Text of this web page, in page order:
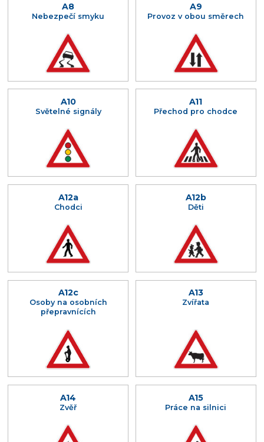
A8
Nebezpečí smyku
A9
Provoz v obou směrech
A10
Světelné signály
A11
Přechod pro chodce
A12a
Chodci
A12b
Děti
A12c
Osoby na osobních
přepravnících
A13
Zvířata
A14
Zvěř
A15
Práce na silnici